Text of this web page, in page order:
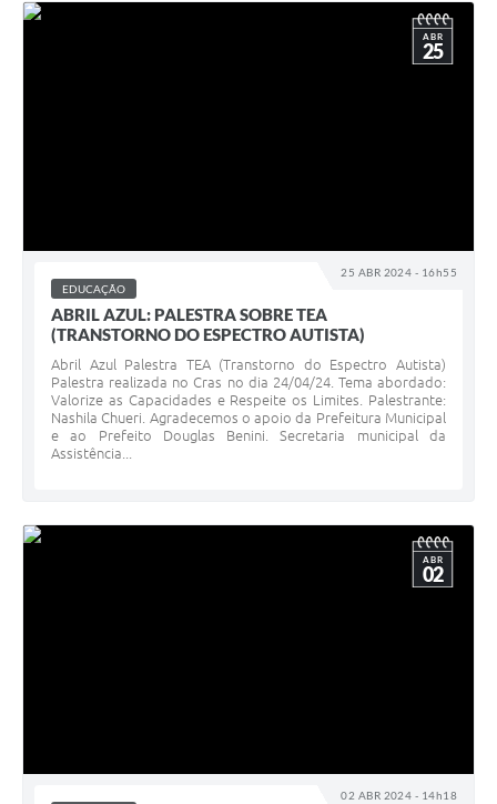
25 ABR 2024 - 16h55
ABR
25
EDUCAÇÃO
ABRIL AZUL: PALESTRA SOBRE TEA
(TRANSTORNO DO ESPECTRO AUTISTA)
Abril Azul Palestra TEA (Transtorno do Espectro Autista)
Palestra realizada no Cras no dia 24/04/24. Tema abordado:
Valorize as Capacidades e Respeite os Limites. Palestrante:
Nashila Chueri. Agradecemos o apoio da Prefeitura Municipal
e ao Prefeito Douglas Benini. Secretaria municipal da
Assistência...
02 ABR 2024 - 14h18
ABR
02